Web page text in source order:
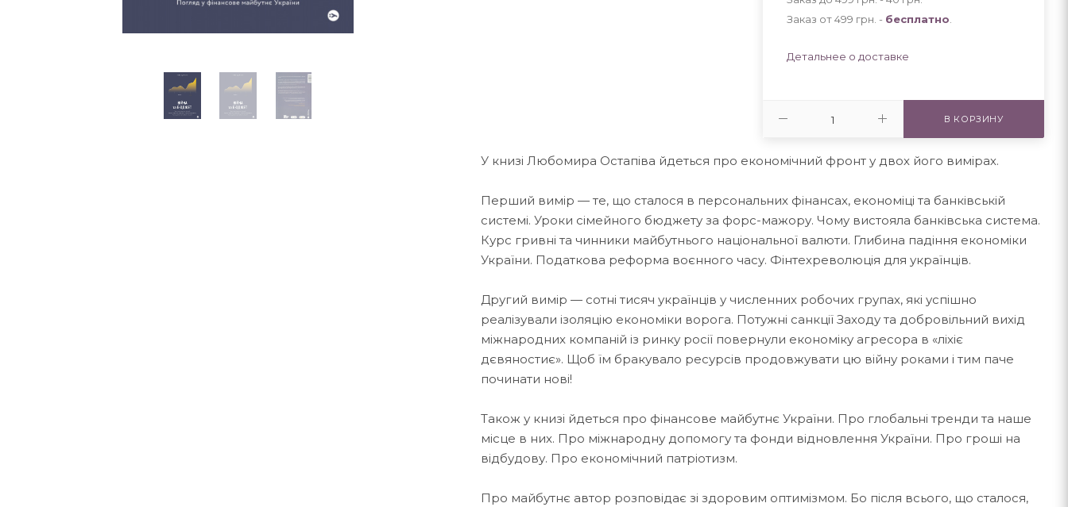
Заказ от 499 грн. - бесплатно
Детальнее о доставке
В КОРЗИНУ
У книзі Любомира Остапіва йдеться про економічний фронт у двох його вимірах.
Перший вимір — те, що сталося в персональних фінансах, економіці та банківській
системі. Уроки сімейного бюджету за форс-мажору. Чому вистояла банківська система.
Курс гривні та чинники майбутнього національної валюти. Глибина падіння економіки
України. Податкова реформа воєнного часу. Фінтехреволюція для українців.
Другий вимір — сотні тисяч українців у численних робочих групах, які успішно
реалізували ізоляцію економіки ворога. Потужні санкції Заходу та добровільний вихід
міжнародних компаній із ринку росії повернули економіку агресора в «ліхіє
дєвяностиє». Щоб їм бракувало ресурсів продовжувати цю війну роками і тим паче
починати нові!
Також у книзі йдеться про фінансове майбутнє України. Про глобальні тренди та наше
місце в них. Про міжнародну допомогу та фонди відновлення України. Про гроші на
відбудову. Про економічний патріотизм.
Про майбутнє автор розповідає зі здоровим оптимізмом. Бо після всього, що сталося,